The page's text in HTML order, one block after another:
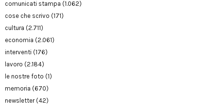
comunicati stampa (1.062)
cose che scrivo (171)
cultura (2.711)
economia (2.061)
interventi (176)
lavoro (2.184)
le nostre foto (1)
memoria (670)
newsletter(42)